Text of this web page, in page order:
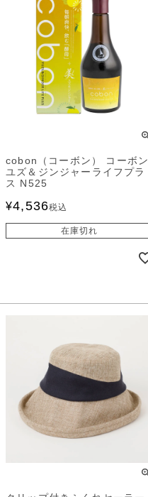
cobon（コーボン） コーボン
ユズ＆ジンジャーライフプラ
ス N525
¥4,536税込
在庫切れ